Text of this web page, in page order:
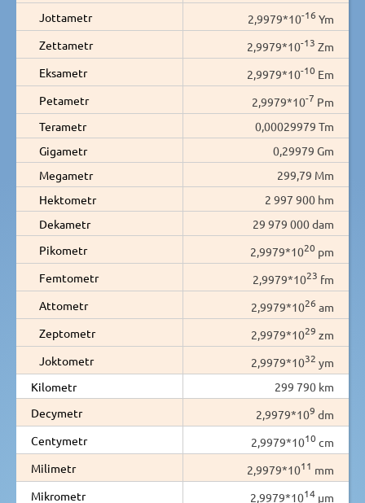
Jottametr
2,9979*10-16 Ym
Zettametr
2,9979*10-13 Zm
Eksametr
2,9979*10-10 Em
Petametr
2,9979*10-7 Pm
Terametr
0,00029979 Tm
Gigametr
0,29979 Gm
Megametr
299,79 Mm
Hektometr
2 997 900 hm
Dekametr
29 979 000 dam
Pikometr
2,9979*1020 pm
Femtometr
2,9979*1023 fm
Attometr
2,9979*1026 am
Zeptometr
2,9979*1029 zm
Joktometr
2,9979*1032 ym
Kilometr
299 790 km
Decymetr
2,9979*109 dm
Centymetr
2,9979*1010 cm
Milimetr
2,9979*1011 mm
Mikrometr
2,9979*1014 µm